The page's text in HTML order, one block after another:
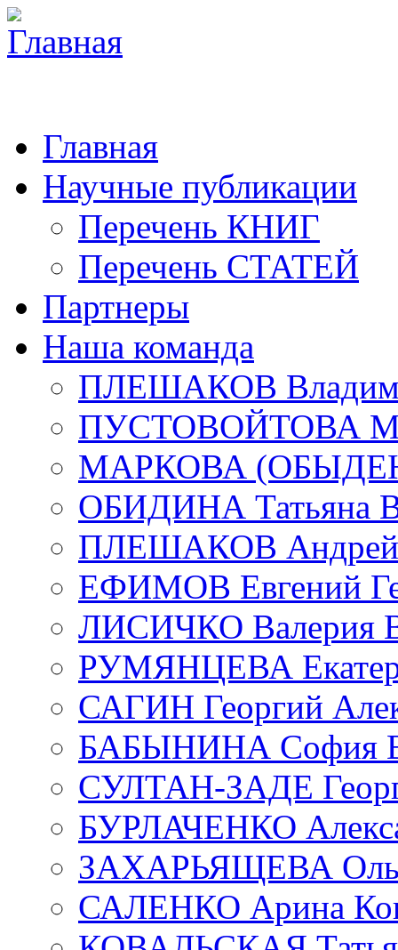
Главная
Научные публикации
Перечень КНИГ
Перечень СТАТЕЙ
Партнеры
Наша команда
ПЛЕШАКОВ
ПУСТОВОЙТОВА
МАРКОВА
ОБИДИНА Татьяна
ПЛЕШАКОВ Андрей
ЕФИМОВ Евгений
ЛИСИЧКО Валерия
РУМЯНЦЕВА
САГИН Георгий
БАБЫНИНА София
СУЛТАН-ЗАДЕ
БУРЛАЧЕНКО
ЗАХАРЬЯЩЕВА
САЛЕНКО Арина